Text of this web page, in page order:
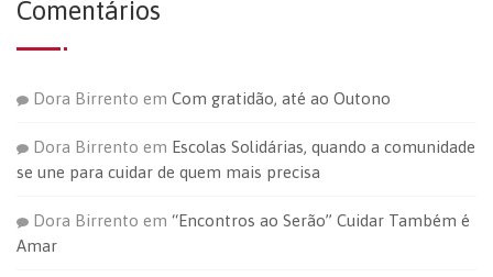
Comentários
Dora Birrento em Com gratidão, até ao Outono
Dora Birrento em Escolas Solidárias, quando a comunidade
se une para cuidar de quem mais precisa
Dora Birrento em “Encontros ao Serão” Cuidar Também é
Amar